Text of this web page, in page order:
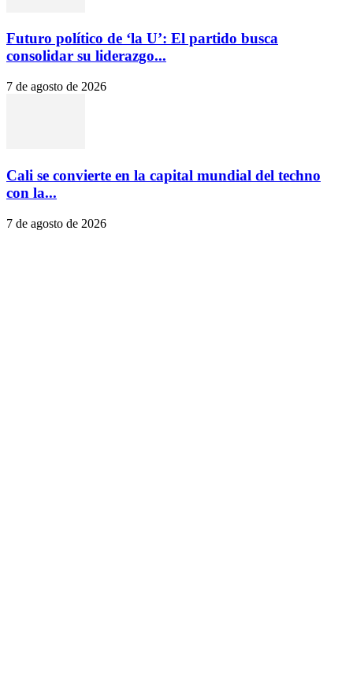
Futuro político de ‘la U’: El partido busca
consolidar su liderazgo...
7 de agosto de 2026
Cali se convierte en la capital mundial del techno
con la...
7 de agosto de 2026